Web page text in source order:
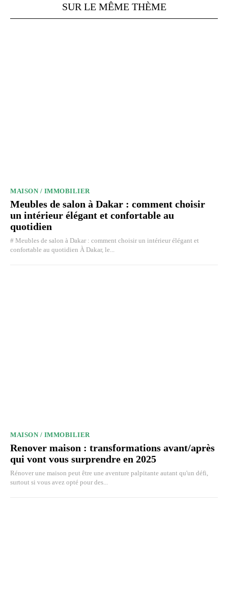
SUR LE MÊME THÈME
MAISON / IMMOBILIER
Meubles de salon à Dakar : comment choisir
un intérieur élégant et confortable au
quotidien
# Meubles de salon à Dakar : comment choisir un intérieur élégant et
confortable au quotidien À Dakar, le...
MAISON / IMMOBILIER
Renover maison : transformations avant/après
qui vont vous surprendre en 2025
Rénover une maison peut être une aventure palpitante autant qu'un défi,
surtout si vous avez opté pour des...